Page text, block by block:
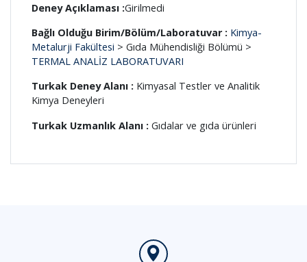
Deney Açıklaması :Girilmedi
Bağlı Olduğu Birim/Bölüm/Laboratuvar : Kimya-
Metalurji Fakültesi > Gıda Mühendisliği Bölümü >
TERMAL ANALİZ LABORATUVARI
Turkak Deney Alanı : Kimyasal Testler ve Analitik
Kimya Deneyleri
Turkak Uzmanlık Alanı : Gıdalar ve gıda ürünleri